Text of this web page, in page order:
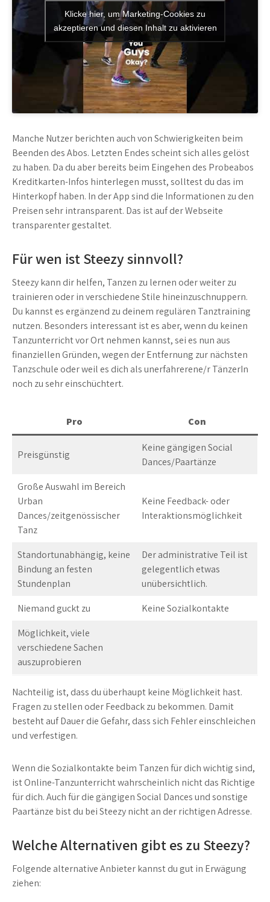
Klicke hier, um Marketing-Cookies zu
akzeptieren und diesen Inhalt zu aktivieren
Manche Nutzer berichten auch von Schwierigkeiten beim
Beenden des Abos. Letzten Endes scheint sich alles gelöst
zu haben. Da du aber bereits beim Eingehen des Probeabos
Kreditkarten-Infos hinterlegen musst, solltest du das im
Hinterkopf haben. In der App sind die Informationen zu den
Preisen sehr intransparent. Das ist auf der Webseite
transparenter gestaltet.
Für wen ist Steezy sinnvoll?
Steezy kann dir helfen, Tanzen zu lernen oder weiter zu
trainieren oder in verschiedene Stile hineinzuschnuppern.
Du kannst es ergänzend zu deinem regulären Tanztraining
nutzen. Besonders interessant ist es aber, wenn du keinen
Tanzunterricht vor Ort nehmen kannst, sei es nun aus
finanziellen Gründen, wegen der Entfernung zur nächsten
Tanzschule oder weil es dich als unerfahrerene/r TänzerIn
noch zu sehr einschüchtert.
Pro Con
Preisgünstig
Keine gängigen Social
Dances/Paartänze
Große Auswahl im Bereich
Urban
Dances/zeitgenössischer
Tanz
Keine Feedback- oder
Interaktionsmöglichkeit
Standortunabhängig, keine
Bindung an festen
Stundenplan
Der administrative Teil ist
gelegentlich etwas
unübersichtlich.
Niemand guckt zu
Keine Sozialkontakte
Möglichkeit, viele
verschiedene Sachen
auszuprobieren
Nachteilig ist, dass du überhaupt keine Möglichkeit hast.
Fragen zu stellen oder Feedback zu bekommen. Damit
besteht auf Dauer die Gefahr, dass sich Fehler einschleichen
und verfestigen.
Wenn die Sozialkontakte beim Tanzen für dich wichtig sind,
ist Online-Tanzunterricht wahrscheinlich nicht das Richtige
für dich. Auch für die gängigen Social Dances und sonstige
Paartänze bist du bei Steezy nicht an der richtigen Adresse.
Welche Alternativen gibt es zu Steezy?
Folgende alternative Anbieter kannst du gut in Erwägung
ziehen: